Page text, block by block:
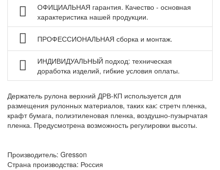
Мебель для чистых помещений
Перфорированные панели, подвесы и крюки
Хранение метизов и мелких деталей
Пластиковые лотки и ячейки
Стеллажи металлические
Шкафы металлические
Сейфы
Рабочие стулья
Тележки ручные для перевозки грузов
Аксессуары для сварки
ОФИЦИАЛЬНАЯ гарантия. Качество - основная
характеристика нашей продукции.
ПРОФЕССИОНАЛЬНАЯ сборка и монтаж.
ИНДИВИДУАЛЬНЫЙ подход: техническая
доработка изделий, гибкие условия оплаты.
Держатель рулона верхний ДРВ-КП используется для
размещения рулонных материалов, таких как: стретч пленка,
крафт бумага, полиэтиленовая пленка, воздушно-пузырчатая
пленка. Предусмотрена возможность регулировки высоты.
Производитель: Gresson
Страна производства: Россия